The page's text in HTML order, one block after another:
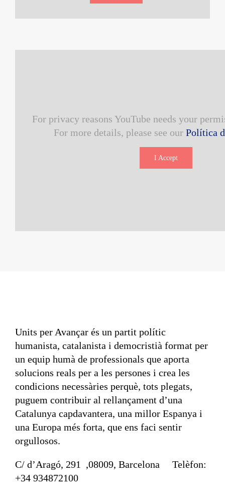
For privacy reasons YouTube needs your
For more details, please see our Política
I Accept
Units per Avançar és un partit polític
humanista, catalanista i democristià format per
un equip humà de professionals que aporta
solucions reals per a les persones i crea les
condicions necessàries perquè, tots plegats,
puguem contribuir al rellançament d’una
Catalunya capdavantera, una millor Espanya i
una Europa més forta, que ens faci sentir
orgullosos.
C/ d’Aragó, 291 ,08009, Barcelona Telèfon:
+34 934872100